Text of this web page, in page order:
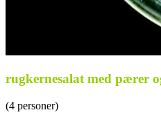
rugkernesalat med pærer
(4 personer)